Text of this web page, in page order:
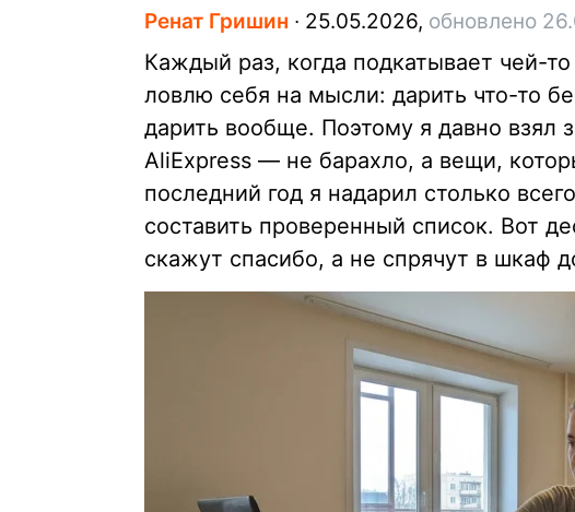
Ренат Гришин ∙ 25.05.2026, обновлено
Каждый раз, когда подкатывает чей-
ловлю себя на мысли: дарить что-то
дарить вообще. Поэтому я давно взял
AliExpress — не барахло, а вещи,
последний год я надарил столько
составить проверенный список. Вот
скажут спасибо, а не спрячут в шкаф